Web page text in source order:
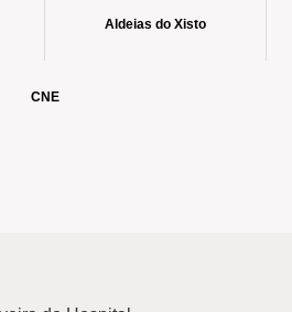
Aldeias do Xisto
CNE